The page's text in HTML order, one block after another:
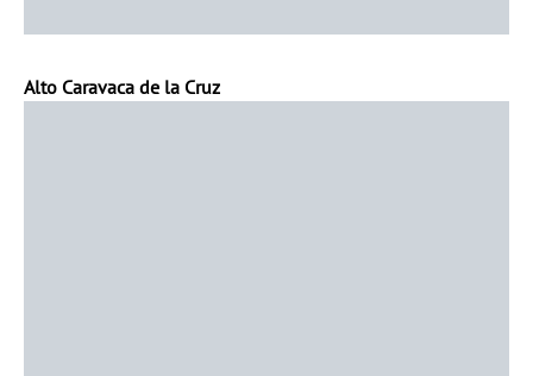
Alto Caravaca de la Cruz